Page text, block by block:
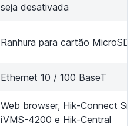
seja desativada
Ranhura para cartão MicroSD
Ethernet 10 / 100 BaseT
Web browser, Hik-Connect
iVMS-4200 e Hik-Central